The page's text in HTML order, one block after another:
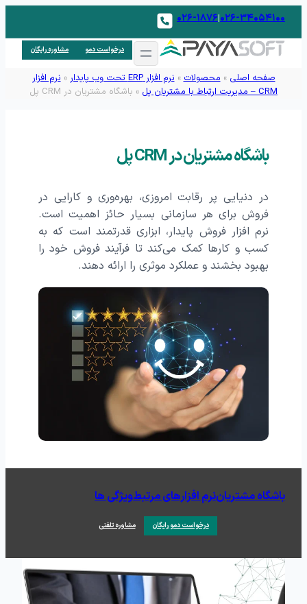
۰۲۶-۳۴۰۵۴۱۰۰۰۲۶-۱۸۷۶
درخواست دمو مشاوره رایگان
صفحه اصلی »محصولات»نرم افزار ERP تحت وب پایدار »نرم افزار
CRM – مدیریت ارتباط با مشتریان پل
» باشگاه مشتریان در CRM پل
باشگاه مشتریان در CRM پل
در دنیایی پر رقابت امروزی، بهره‌وری و کارایی در
فروش برای هر سازمانی بسیار حائز اهمیت است.
نرم افزار فروش پایدار، ابزاری قدرتمند است که به
کسب و کارها کمک می‌کند تا فرآیند فروش خود را
بهبود بخشند و عملکرد موثری را ارائه دهند.
باشگاه مشتریاننرم افزارهای مرتبطویژگی ها
درخواست دمو رایگان مشاوره تلفنی